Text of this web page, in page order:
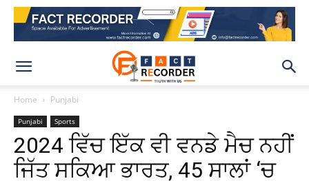
Home Punjabi
Punjabi Sports
2024 ਵਿੱਚ ਇੱਕ ਵੀ ਵਨਡੇ ਮੈਚ ਨਹੀਂ
ਜਿੱਤ ਸਕਿਆ ਭਾਰਤ, 45 ਸਾਲਾਂ ‘ਚ